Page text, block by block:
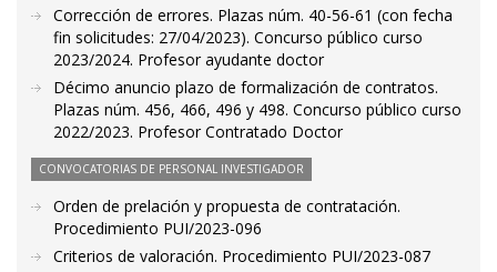
Corrección de errores. Plazas núm. 40-56-61 (con fecha
fin solicitudes: 27/04/2023). Concurso público curso
2023/2024. Profesor ayudante doctor
Décimo anuncio plazo de formalización de contratos.
Plazas núm. 456, 466, 496 y 498. Concurso público curso
2022/2023. Profesor Contratado Doctor
CONVOCATORIAS DE PERSONAL INVESTIGADOR
Orden de prelación y propuesta de contratación.
Procedimiento PUI/2023-096
Criterios de valoración. Procedimiento PUI/2023-087